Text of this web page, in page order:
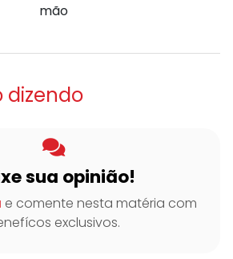
mão
dizendo
sua opinião!
e comente nesta matéria com
exclusivos.